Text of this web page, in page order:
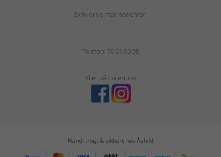
Skriv din e-mail nedenfor.
Telefon: 70 21 00 95
Vi er på Facebook
Handl trygt & sikkert hos Åshild